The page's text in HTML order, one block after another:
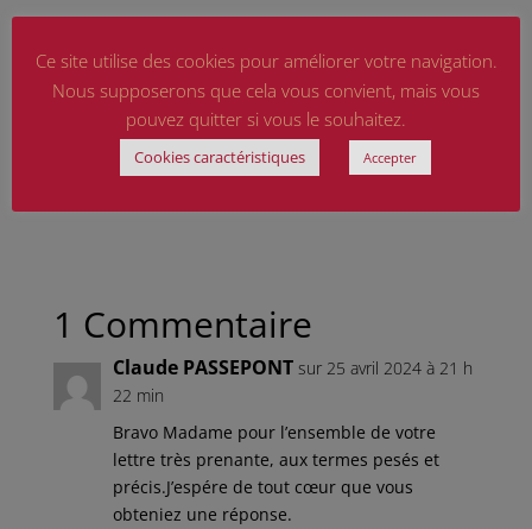
Stéphanie RAMOS
1 Commentaire
Claude PASSEPONT sur 25 avril 2024 à 21 h
22 min
Bravo Madame pour l’ensemble de votre
lettre très prenante, aux termes pesés et
précis.J’espére de tout cœur que vous
obteniez une réponse.
Ce site utilise des cookies pour améliorer votre navigation.
Nous supposerons que cela vous convient, mais vous
pouvez quitter si vous le souhaitez.
Cookies caractéristiques Accepter